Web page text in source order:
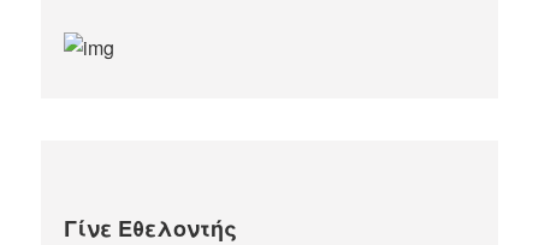
Γίνε Εθελοντής